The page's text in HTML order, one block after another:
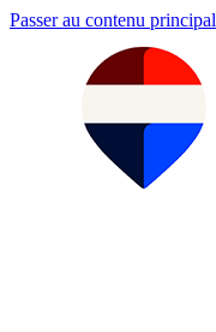
Passer au contenu principal